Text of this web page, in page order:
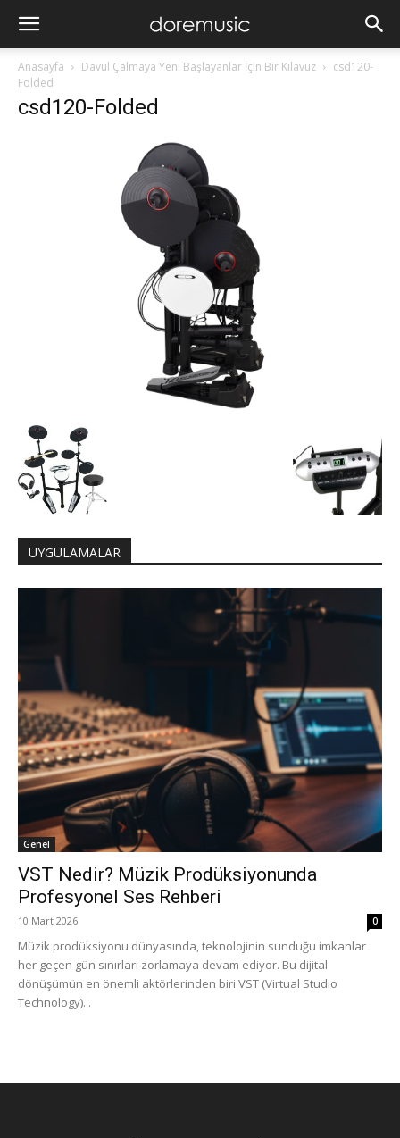
Anasayfa Davul Çalmaya Yeni Başlayanlar İçin Bir Kılavuz
csd120-
Folded
csd120-Folded
UYGULAMALAR
Genel
VST Nedir? Müzik Prodüksiyonunda
Profesyonel Ses Rehberi
10 Mart 2026 0
Müzik prodüksiyonu dünyasında, teknolojinin sunduğu imkanlar
her geçen gün sınırları zorlamaya devam ediyor. Bu dijital
dönüşümün en önemli aktörlerinden biri VST (Virtual Studio
Technology)...